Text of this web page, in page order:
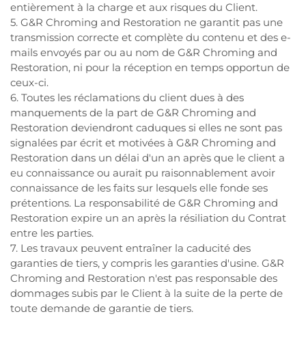
entièrement à la charge et aux risques du Client.
5. G&R Chroming and Restoration ne garantit pas une
transmission correcte et complète du contenu et des e-
mails envoyés par ou au nom de G&R Chroming and
Restoration, ni pour la réception en temps opportun de
ceux-ci.
6. Toutes les réclamations du client dues à des
manquements de la part de G&R Chroming and
Restoration deviendront caduques si elles ne sont pas
signalées par écrit et motivées à G&R Chroming and
Restoration dans un délai d'un an après que le client a
eu connaissance ou aurait pu raisonnablement avoir
connaissance de les faits sur lesquels elle fonde ses
prétentions. La responsabilité de G&R Chroming and
Restoration expire un an après la résiliation du Contrat
entre les parties.
7. Les travaux peuvent entraîner la caducité des
garanties de tiers, y compris les garanties d'usine. G&R
Chroming and Restoration n'est pas responsable des
dommages subis par le Client à la suite de la perte de
toute demande de garantie de tiers.